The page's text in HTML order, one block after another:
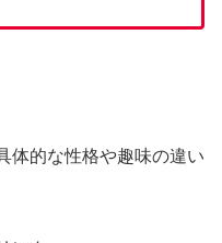
体的な性格や趣味の違い